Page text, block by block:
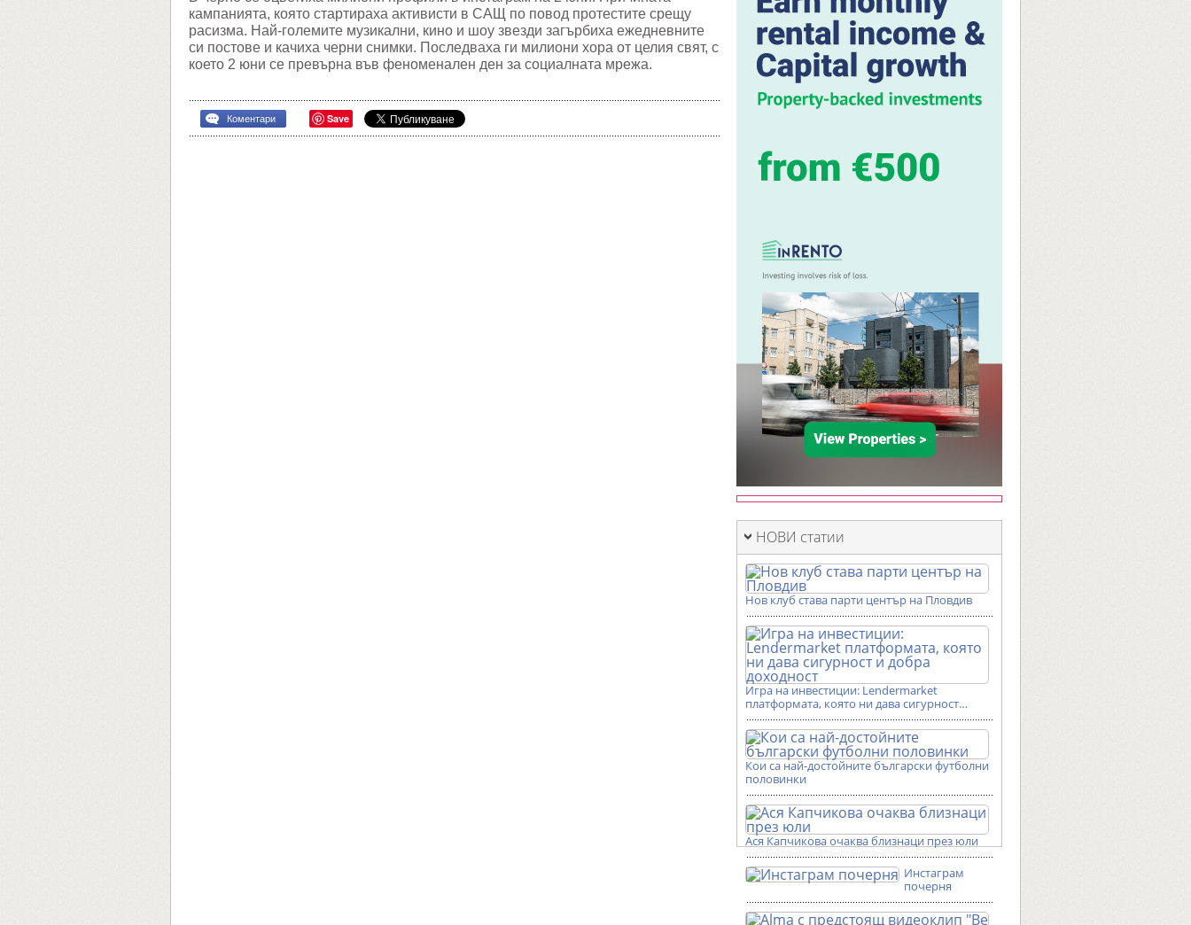
кампанията, която стартираха активисти в САЩ по повод протестите срещу
расизма. Най-големите музикални, кино и шоу звезди загърбиха ежедневните
си постове и качиха черни снимки. Последваха ги милиони хора от целия свят, с
което 2 юни се превърна във феноменален ден за социалната мрежа.
Коментари Save
НОВИ статии
Нов клуб става парти център на Пловдив
Игра на инвестиции: Lendermarket
платформата, която ни дава сигурност…
Кои са най-достойните български футболни
половинки
Ася Капчикова очаква близнаци през юли
Инстаграм
почерня